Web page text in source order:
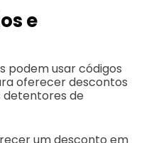
e
podem usar códigos
oferecer descontos
detentores de